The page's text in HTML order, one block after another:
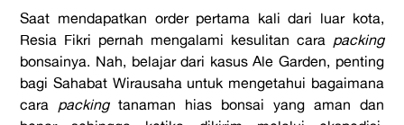
Saat mendapatkan order pertama kali dari luar kota,
Resia Fikri pernah mengalami kesulitan cara packing
bonsainya. Nah, belajar dari kasus Ale Garden, penting
bagi Sahabat Wirausaha untuk mengetahui bagaimana
cara packingtanaman hias bonsai yang aman dan